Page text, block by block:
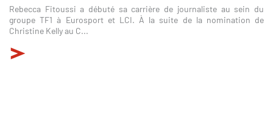
Rebecca Fitoussi a débuté sa carrière de journaliste au sein du
groupe TF1 à Eurosport et LCI. À la suite de la nomination de
Christine Kelly au C...